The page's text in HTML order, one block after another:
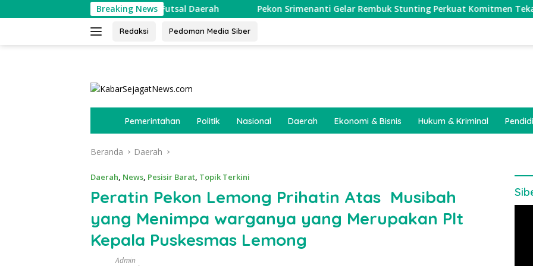
ke
Breaking News
Ajang Cari Bibit Atlet Futsal Daerah Pekon Srimenanti Gelar Rembuk Stunting Perkuat Komitmen Tekan Angka
Redaksi Pedoman Media Siber
a
a
Pemerintahan Politik Nasional Daerah Ekonomi & Bisnis Hukum & Kriminal
Beranda Daerah
Daerah News Pesisir Barat Topik Terkini
Peratin Pekon Lemong Prihatin Atas Musibah
yang Menimpa warganya yang Merupakan Plt
Kepala Puskesmas Lemong
Admin